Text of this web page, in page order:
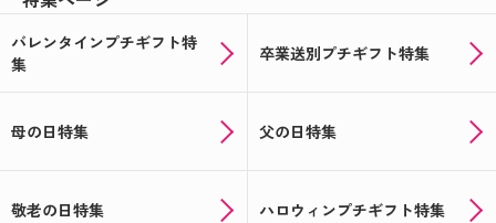
バレンタインプチギフト特
集
卒業送別プチギフト特集
母の日特集 父の日特集
敬老の日特集 ハロウィンプチギフト特集